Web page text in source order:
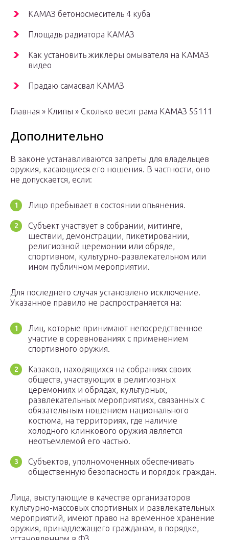
КАМАЗ бетоносмеситель 4 куба
Площадь радиатора КАМАЗ
Как установить жиклеры омывателя на КАМАЗ
видео
Прадаю самасвал КАМАЗ
Главная » Клипы » Сколько весит рама КАМАЗ 55111
Дополнительно
В законе устанавливаются запреты для владельцев
оружия, касающиеся его ношения. В частности, оно
не допускается, если:
Лицо пребывает в состоянии опьянения.
Субъект участвует в собрании, митинге,
шествии, демонстрации, пикетировании,
религиозной церемонии или обряде,
спортивном, культурно-развлекательном или
ином публичном мероприятии.
Для последнего случая установлено исключение.
Указанное правило не распространяется на:
Лиц, которые принимают непосредственное
участие в соревнованиях с применением
спортивного оружия.
Казаков, находящихся на собраниях своих
обществ, участвующих в религиозных
церемониях и обрядах, культурных,
развлекательных мероприятиях, связанных с
обязательным ношением национального
костюма, на территориях, где наличие
холодного клинкового оружия является
неотъемлемой его частью.
Субъектов, уполномоченных обеспечивать
общественную безопасность и порядок граждан.
Лица, выступающие в качестве организаторов
культурно-массовых спортивных и развлекательных
мероприятий, имеют право на временное хранение
оружия, принадлежащего гражданам, в порядке,